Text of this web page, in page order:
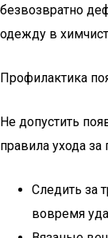
безвозвратно
одежду в
Профилактика
Не допустить
правила ухода за
Следить за
вовремя